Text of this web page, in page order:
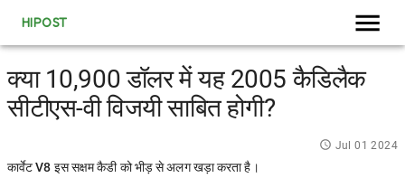
HIPOST
क्या 10,900 डॉलर में यह 2005 कैडिलैक
सीटीएस-वी विजयी साबित होगी?
Jul 01 2024
कार्वेट V8 इस सक्षम कैडी को भीड़ से अलग खड़ा करता है।